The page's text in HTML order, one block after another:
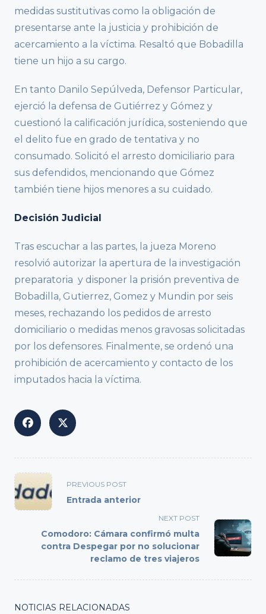
medidas sustitutivas como la obligación de
presentarse ante la justicia y prohibición de
acercamiento a la víctima. Resaltó que Bobadilla
tiene un hijo a su cargo.
En tanto Danilo Sepúlveda, Defensor Particular,
ejerció la defensa de Gutiérrez y Gómez y
cuestionó la calificación jurídica, sosteniendo que
el delito fue en grado de tentativa y no
consumado. Solicitó el arresto domiciliario para
sus defendidos, mencionando que Gómez
también tiene hijos menores a su cuidado.
Decisión Judicial
Tras escuchar a las partes, la jueza Moreno
resolvió autorizar la apertura de la investigación
preparatoria y disponer la prisión preventiva de
Bobadilla, Gutierrez, Gomez y Mundin por seis
meses, rechazando los pedidos de arresto
domiciliario o medidas menos gravosas solicitadas
por los defensores. Finalmente, se ordenó una
prohibición de acercamiento y contacto de los
imputados hacia la víctima.
<span
class="nav-
subtitle
reader-
text">Page</span>
PREVIOUS POST
Entrada anterior
NEXT POST
Comodoro: Cámara confirmó multa
contra Despegar por no solucionar
reclamo de tres viajeros
NOTICIAS RELACIONADAS